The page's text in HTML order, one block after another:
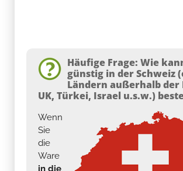
Häufige Frage: Wie
günstig in der Schweiz
Ländern außerhalb der
UK, Türkei, Israel u.s.w.)
Wenn
Sie
die
Ware
in die